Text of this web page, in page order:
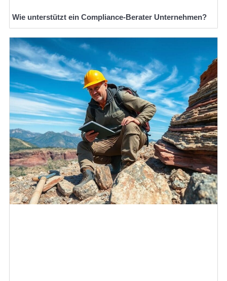
Wie unterstützt ein Compliance-Berater Unternehmen?